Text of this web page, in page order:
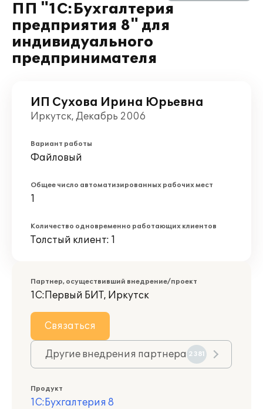
ПП "1С:Бухгалтерия
предприятия 8" для
индивидуального
предпринимателя
ИП Сухова Ирина Юрьевна
Иркутск, Декабрь 2006
Вариант работы
Файловый
Общее число автоматизированных рабочих мест
1
Количество одновременно работающих клиентов
Толстый клиент: 1
Партнер, осуществивший внедрение/проект
1С:Первый БИТ, Иркутск
Связаться
Другие внедрения партнера 2381
Продукт
1С:Бухгалтерия 8